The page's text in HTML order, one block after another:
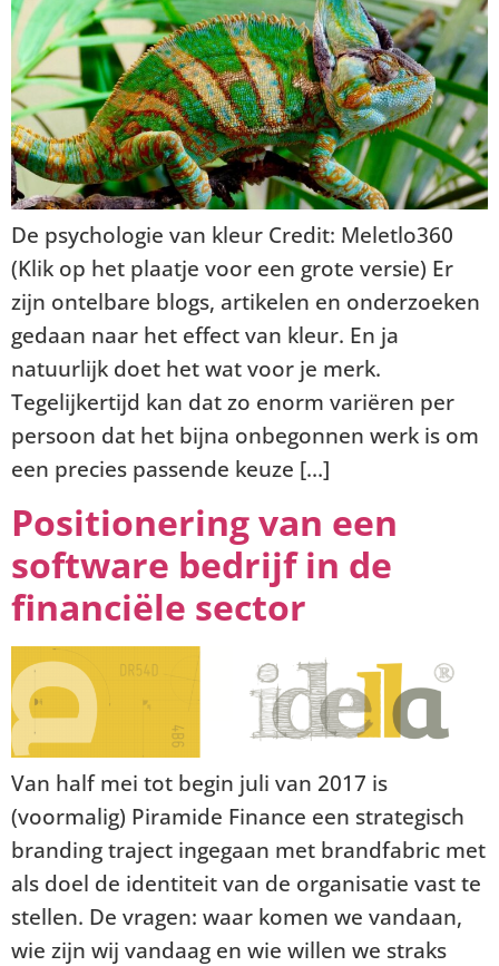
De psychologie van kleur Credit: Meletlo360
(Klik op het plaatje voor een grote versie) Er
zijn ontelbare blogs, artikelen en onderzoeken
gedaan naar het effect van kleur. En ja
natuurlijk doet het wat voor je merk.
Tegelijkertijd kan dat zo enorm variëren per
persoon dat het bijna onbegonnen werk is om
een precies passende keuze […]
Positionering van een
software bedrijf in de
financiële sector
Van half mei tot begin juli van 2017 is
(voormalig) Piramide Finance een strategisch
branding traject ingegaan met brandfabric met
als doel de identiteit van de organisatie vast te
stellen. De vragen: waar komen we vandaan,
wie zijn wij vandaag en wie willen we straks